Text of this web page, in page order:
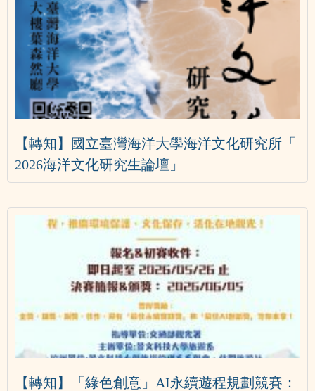
【轉知】國立臺灣海洋大學海洋文化研究所「
2026海洋文化研究生論壇」
【轉知】「綠色創意」AI永續遊程規劃競賽：